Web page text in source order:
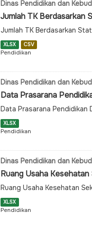
Dinas Pendidikan dan
Jumlah TK Berdasarkan
Jumlah TK Berdasarkan
XLSX CSV
Pendidikan
Dinas Pendidikan dan
Data Prasarana
Data Prasarana Pendidikan
XLSX
Pendidikan
Dinas Pendidikan dan
Ruang Usaha
Ruang Usaha Kesehatan
XLSX
Pendidikan